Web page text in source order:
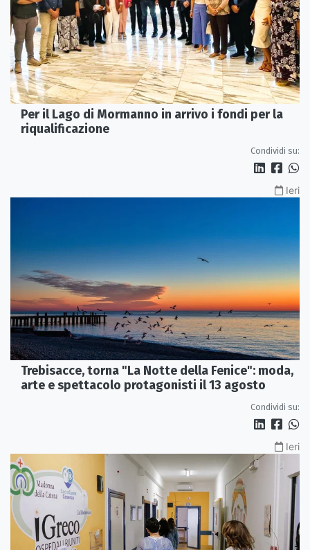
Per il Lago di Mormanno in arrivo i fondi per la
riqualificazione
Condividi su:
Ieri
Trebisacce, torna "La Notte della Fenice": moda,
arte e spettacolo protagonisti il 13 agosto
Condividi su:
Ieri